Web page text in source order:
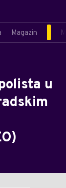
Magazin
u